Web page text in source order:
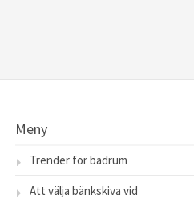
Meny
Trender för badrum
Att välja bänkskiva vid